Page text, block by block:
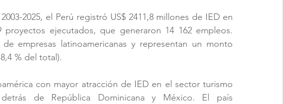
2025, el Perú registró US$ 2411,8 millones de IED en
ejecutados, que generaron 14 162 empleos.
empresas latinoamericanas y representan un monto
% del total).
con mayor atracción de IED en el sector turismo
de República Dominicana y México. El país